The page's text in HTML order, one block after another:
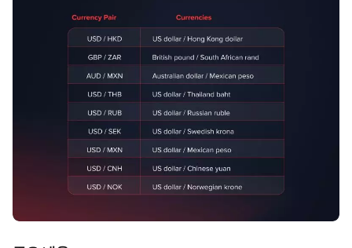
비즈니스 계획
채용
지속가능성